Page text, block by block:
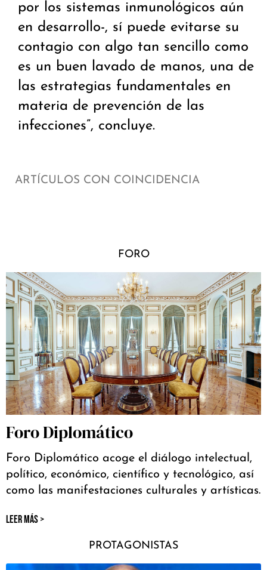
por los sistemas inmunológicos aún
en desarrollo-, sí puede evitarse su
contagio con algo tan sencillo como
es un buen lavado de manos, una de
las estrategias fundamentales en
materia de prevención de las
infecciones”, concluye.
ARTÍCULOS CON COINCIDENCIA
FORO
Foro Diplomático
Foro Diplomático acoge el diálogo intelectual,
político, económico, científico y tecnológico, así
como las manifestaciones culturales y artísticas.
LEER MÁS >
PROTAGONISTAS